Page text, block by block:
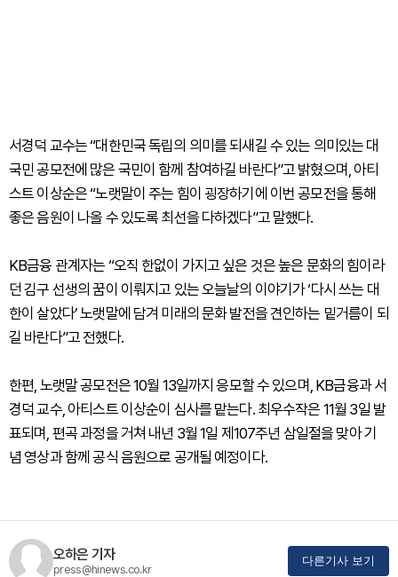
서경덕 교수는 “대한민국 독립의 의미를 되새길 수 있는 의미있는 대
국민 공모전에 많은 국민이 함께 참여하길 바란다”고 밝혔으며, 아티
스트 이상순은 “노랫말이 주는 힘이 굉장하기에 이번 공모전을 통해
좋은 음원이 나올 수 있도록 최선을 다하겠다”고 말했다.
KB금융 관계자는 “오직 한없이 가지고 싶은 것은 높은 문화의 힘이라
던 김구 선생의 꿈이 이뤄지고 있는 오늘날의 이야기가 ‘다시 쓰는 대
한이 살았다’ 노랫말에 담겨 미래의 문화 발전을 견인하는 밑거름이 되
길 바란다”고 전했다.
한편, 노랫말 공모전은 10월 13일까지 응모할 수 있으며, KB금융과 서
경덕 교수, 아티스트 이상순이 심사를 맡는다. 최우수작은 11월 3일 발
표되며, 편곡 과정을 거쳐 내년 3월 1일 제107주년 삼일절을 맞아 기
념 영상과 함께 공식 음원으로 공개될 예정이다.
오하은 기자
press@hinews.co.kr
다른기사 보기